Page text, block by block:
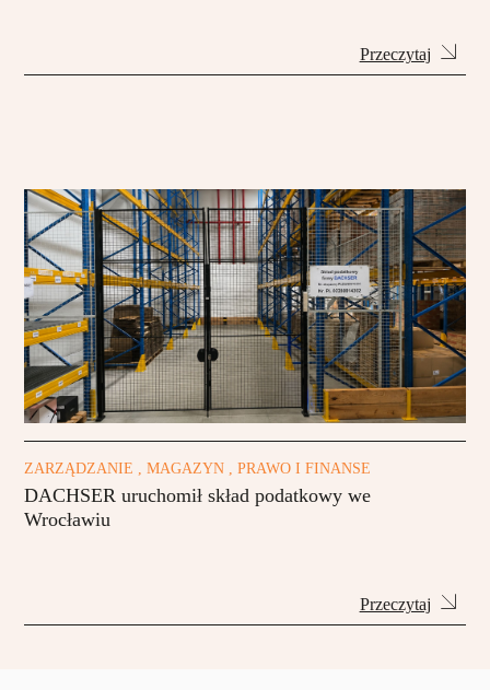
Przeczytaj
ZARZĄDZANIE , MAGAZYN , PRAWO I FINANSE
DACHSER uruchomił skład podatkowy we
Wrocławiu
Przeczytaj